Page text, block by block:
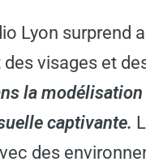
Lyon surprend
visages et
la
captivante.
des